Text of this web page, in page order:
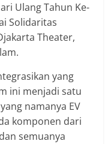
Ulang Tahun Ke-
Solidaritas
Theater,
yang
ini menjadi satu
namanya EV
komponen dari
semuanya